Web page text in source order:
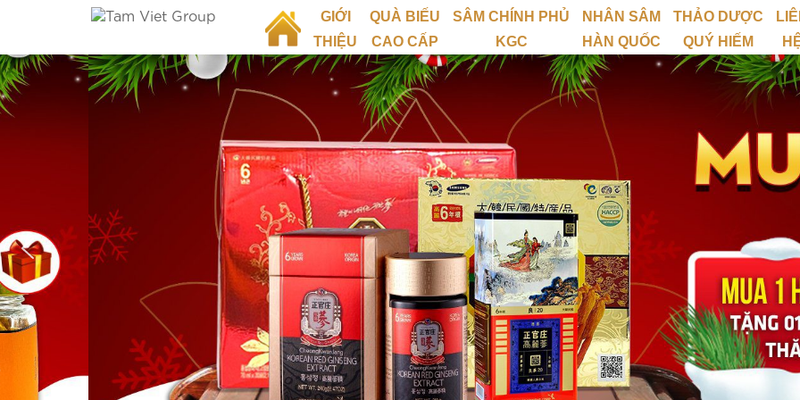
GIỚI
THIỆU
QUÀ BIẾU
CAO CẤP
SÂM CHÍNH PHỦ
KGC
NHÂN SÂM
HÀN QUỐC
THẢO DƯỢC
QUÝ HIẾM